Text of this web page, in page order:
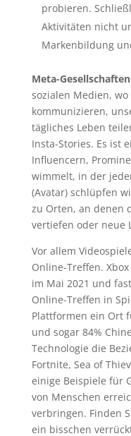
probieren.
Aktivitäten nicht
Markenbildung
Meta-Gesellschaften
sozialen Medien,
kommunizieren,
tägliches Leben
Insta-Stories. Es ist
Influencern,
wimmelt, in der
(Avatar) schlüpfen
zu Orten, an denen
vertiefen oder neue
Vor allem
Online-Treffen.
im Mai 2021 und
Online-Treffen in
Plattformen ein Ort
und sogar 84%
Technologie die
Fortnite, Sea of
einige Beispiele für
von Menschen
verbringen. Finden
ein bisschen